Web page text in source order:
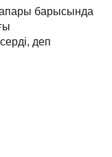
барысында
деп